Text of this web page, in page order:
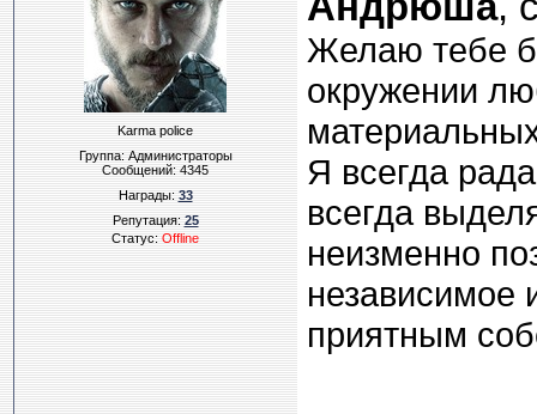
Karma police
Группа: Администраторы
Сообщений:4345
Награды:33
Репутация:25
Статус:Offline
Желаю тебе
окружении
Я всегда
всегда
неизменно
независимое
приятным